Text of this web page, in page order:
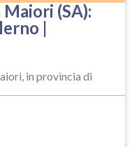
(SA):
|
in provincia di